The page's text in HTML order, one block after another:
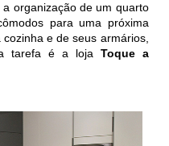
organização de um quarto
para uma próxima
e de seus armários,
tarefa é a loja Toque a